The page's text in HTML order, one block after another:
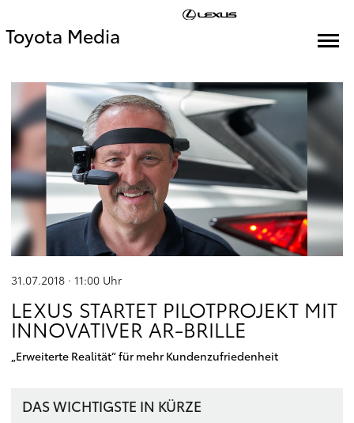
Toyota Media
31.07.2018 · 11:00 Uhr
LEXUS STARTET PILOTPROJEKT MIT
INNOVATIVER AR-BRILLE
„Erweiterte Realität“ für mehr Kundenzufriedenheit
DAS WICHTIGSTE IN KÜRZE